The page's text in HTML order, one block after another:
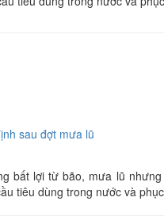
sau đợt mưa lũ
bất lợi từ bão, mưa lũ
tiêu dùng trong nước và